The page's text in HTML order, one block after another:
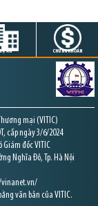
DỰ ÁN CHỨNG KHOÁN
mại (VITIC)
cấp ngày 3/6/2024
đốc VITIC
Nghĩa Đô, Tp. Hà Nội
vinanet.vn/
văn bản của VITIC.